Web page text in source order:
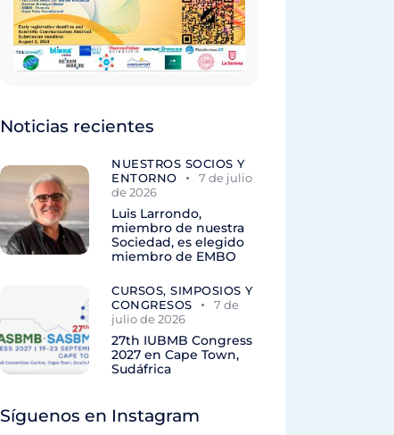
Noticias recientes
NUESTROS SOCIOS Y
ENTORNO
7 de julio
de 2026
Luis Larrondo,
miembro de nuestra
Sociedad, es elegido
miembro de EMBO
CURSOS, SIMPOSIOS Y
CONGRESOS
7 de
julio de 2026
27th IUBMB Congress
2027 en Cape Town,
Sudáfrica
Síguenos en Instagram